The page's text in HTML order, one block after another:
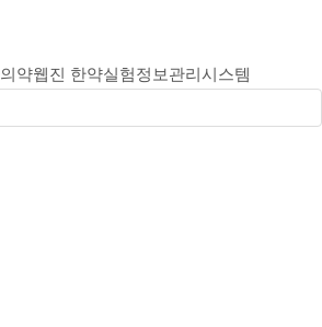
약웹진 한약실험정보관리시스템